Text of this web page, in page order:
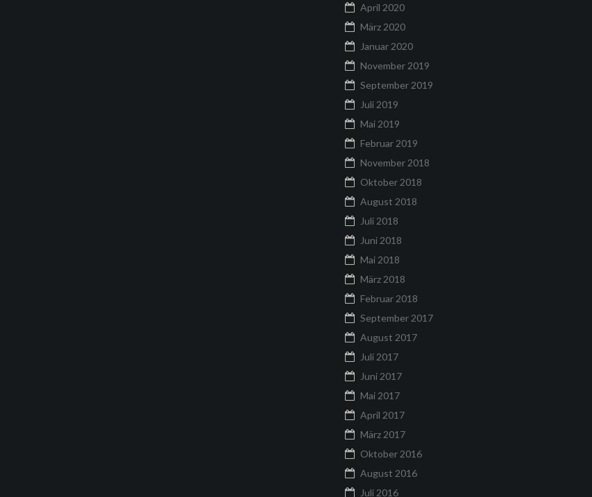
April 2020
März 2020
Januar 2020
November 2019
September 2019
Juli 2019
Mai 2019
Februar 2019
November 2018
Oktober 2018
August 2018
Juli 2018
Juni 2018
Mai 2018
März 2018
Februar 2018
September 2017
August 2017
Juli 2017
Juni 2017
Mai 2017
April 2017
März 2017
Oktober 2016
August 2016
Juli 2016